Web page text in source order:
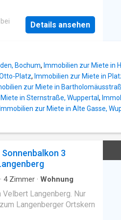
besitzt Velbert-
besten erhaltenen
und Geschäfte zum
bei
Details ansehen
Bochum, Immobilien zur Miete in
Platz, Immobilien zur Miete in
zur Miete in
in Sternstraße, Wuppertal ,
Immobilien zur Miete in Alte Gasse,
3
· 4Zimmer · Wohnung
Velbert Langenberg. Nur
Langenberger Ortskern